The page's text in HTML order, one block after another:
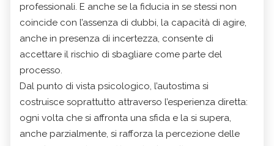
professionali. E anche se la fiducia in se stessi non
coincide con l’assenza di dubbi, la capacità di agire,
anche in presenza di incertezza, consente di
accettare il rischio di sbagliare come parte del
processo.
Dal punto di vista psicologico, l’autostima si
costruisce soprattutto attraverso l’esperienza diretta:
ogni volta che si affronta una sfida e la si supera,
anche parzialmente, si rafforza la percezione delle